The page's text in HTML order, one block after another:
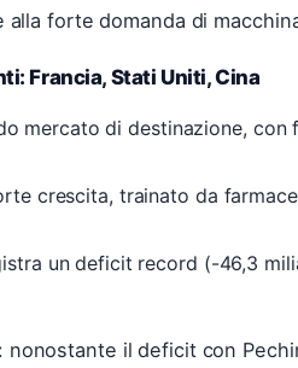
alla forte domanda di
Francia, Stati Uniti, Cina
mercato di destinazione,
crescita, trainato da
un deficit record (-46,3
il deficit con